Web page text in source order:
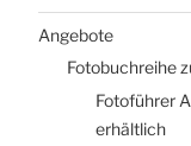
Angebote
Fotobuchreihe
Fotoführer
erhältlich